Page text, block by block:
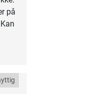
på